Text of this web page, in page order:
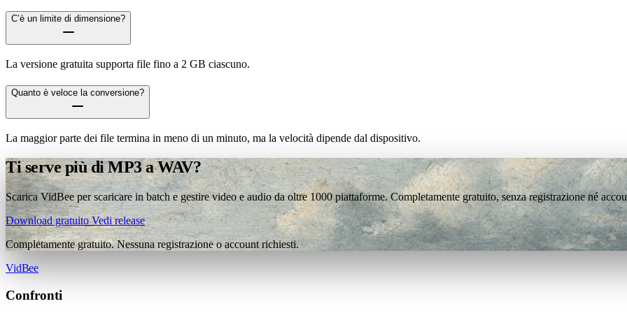
C’è un limite di dimensione?
La versione gratuita supporta file fino a 2 GB ciascuno.
Quanto è veloce la conversione?
La maggior parte dei file termina in meno di un minuto, ma la velocità dipende dal dispositivo.
Ti serve più di MP3 a WAV?
Scarica VidBee per scaricare in batch e gestire video e audio da oltre 1000 piattaforme. Completamente gratuito, senza registrazione né
Download gratuitoVedi release
Completamente gratuito. Nessuna registrazione o account richiesti.
VidBee
Confronti